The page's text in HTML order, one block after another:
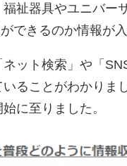
祉器具やユニバ
できるのか情報が
ット検索」や「
ることがわかり
に至りました。